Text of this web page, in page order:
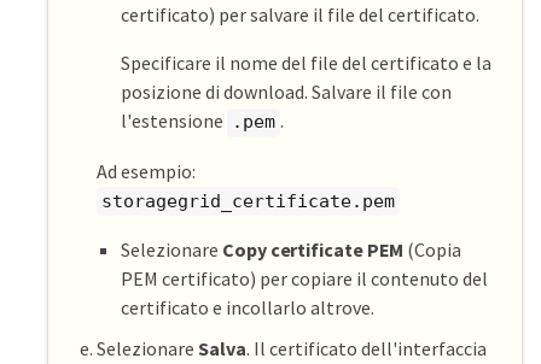
certificato) per salvare il file del certificato.
Specificare il nome del file del certificato e la
posizione di download. Salvare il file con
l'estensione
.pem .
Ad esempio:
storagegrid_certificate.pem
Selezionare Copy certificate PEM (Copia
PEM certificato) per copiare il contenuto del
certificato e incollarlo altrove.
Selezionare Salva. Il certificato dell'interfaccia